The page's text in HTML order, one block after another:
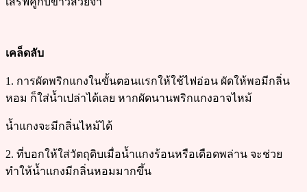
เคล็ดลับ
1. การผัดพริกแกงในขั้นตอนแรกให้ใช้ไฟอ่อน ผัดให้พอมีกลิ่น
หอม ก็ใส่น้ำเปล่าได้เลย หากผัดนานพริกแกงอาจไหม้
น้ำแกงจะมีกลิ่นไหม้ได้
2. ที่บอกให้ใส่วัตถุดิบเมื่อน้ำแกงร้อนหรือเดือดพล่าน จะช่วย
ทำให้น้ำแกงมีกลิ่นหอมมากขึ้น